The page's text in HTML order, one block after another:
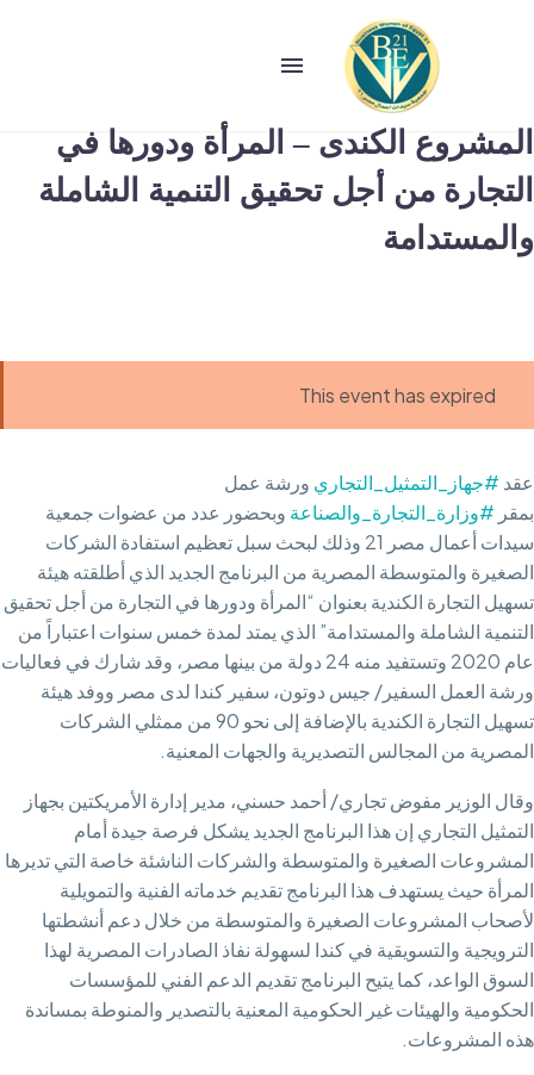
المشروع الكندى – المرأة ودورها في
التجارة من أجل تحقيق التنمية الشاملة
والمستدامة
This event has expired
عقد #جهاز_التمثيل_التجاري ورشة عمل
بمقر #وزارة_التجارة_والصناعة وبحضور عدد من عضوات جمعية
سيدات أعمال مصر 21 وذلك لبحث سبل تعظيم استفادة الشركات
الصغيرة والمتوسطة المصرية من البرنامج الجديد الذي أطلقته هيئة
تسهيل التجارة الكندية بعنوان “المرأة ودورها في التجارة من أجل تحقيق
التنمية الشاملة والمستدامة” الذي يمتد لمدة خمس سنوات اعتباراً من
عام 2020 وتستفيد منه 24 دولة من بينها مصر، وقد شارك في فعاليات
ورشة العمل السفير/ جيس دوتون، سفير كندا لدى مصر ووفد هيئة
تسهيل التجارة الكندية بالإضافة إلى نحو 90 من ممثلي الشركات
المصرية من المجالس التصديرية والجهات المعنية.
وقال الوزير مفوض تجاري/ أحمد حسني، مدير إدارة الأمريكتين بجهاز
التمثيل التجاري إن هذا البرنامج الجديد يشكل فرصة جيدة أمام
المشروعات الصغيرة والمتوسطة والشركات الناشئة خاصة التي تديرها
المرأة حيث يستهدف هذا البرنامج تقديم خدماته الفنية والتمويلية
لأصحاب المشروعات الصغيرة والمتوسطة من خلال دعم أنشطتها
الترويجية والتسويقية في كندا لسهولة نفاذ الصادرات المصرية لهذا
السوق الواعد، كما يتيح البرنامج تقديم الدعم الفني للمؤسسات
الحكومية والهيئات غير الحكومية المعنية بالتصدير والمنوطة بمساندة
هذه المشروعات.